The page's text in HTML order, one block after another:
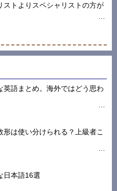
ストよりスペシャリストの方が
英語まとめ。海外ではどう思わ
形は使い分けられる？上級者こ
日本語16選